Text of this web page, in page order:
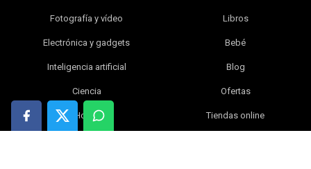
Fotografía y vídeo
Electrónica y gadgets
Inteligencia artificial
Ciencia
Hogar
Libros
Bebé
Blog
Ofertas
Tiendas online